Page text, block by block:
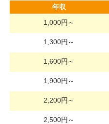
年収
1,000円～
1,300円～
1,600円～
1,900円～
2,200円～
2,500円～